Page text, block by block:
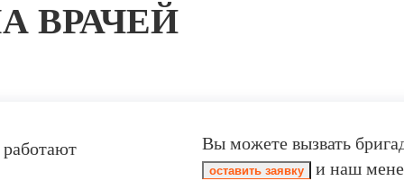
ВРАЧЕЙ
Вы можете вызвать
оставить заявку и наш